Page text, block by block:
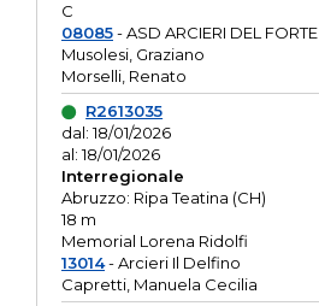
C
08085- ASD ARCIERI DEL FORTE
Musolesi, Graziano
Morselli, Renato
R2613035
dal: 18/01/2026
al: 18/01/2026
Interregionale
Abruzzo: Ripa Teatina (CH)
18 m
Memorial Lorena Ridolfi
13014- Arcieri Il Delfino
Capretti, Manuela Cecilia